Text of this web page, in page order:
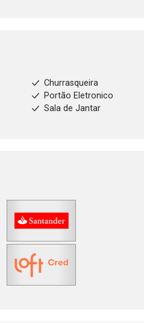
Churrasqueira
Portão Eletronico
Sala de Jantar